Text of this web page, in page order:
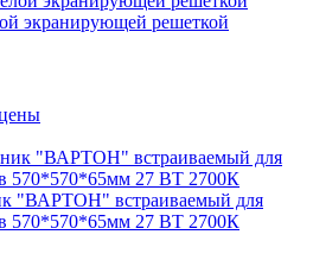
экранирующей решеткой
"ВАРТОН" встраиваемый для
570*570*65мм 27 ВТ 2700К